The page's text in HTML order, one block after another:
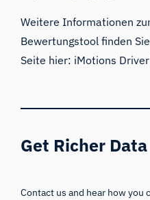
Weitere Informationen
Bewertungstool finden
Seite hier: iMotions
Get Richer Data
Contact us and hear how you